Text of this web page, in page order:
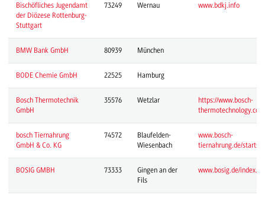
Bischöfliches Jugendamt
der Diözese Rottenburg-
Stuttgart
73249 Wernau www.bdkj.info
BMW Bank GmbH 80939 München
BODE Chemie GmbH 22525 Hamburg
Bosch Thermotechnik
GmbH
35576 Wetzlar
https://www.bosch-
thermotechnology.com
bosch Tiernahrung
GmbH & Co. KG
74572
Blaufelden-
Wiesenbach
www.bosch-
tiernahrung.de/
BOSIG GMBH 73333
Gingen an der
Fils
www.bosig.de/